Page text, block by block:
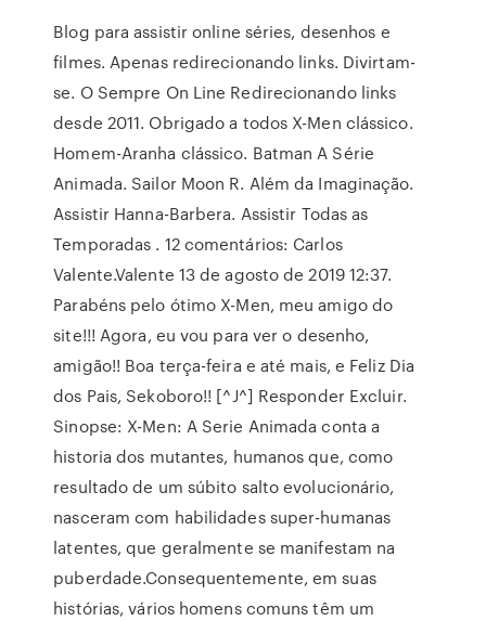
Blog para assistir online séries, desenhos e
filmes. Apenas redirecionando links. Divirtam-
se. O Sempre On Line Redirecionando links
desde 2011. Obrigado a todos X-Men clássico.
Homem-Aranha clássico. Batman A Série
Animada. Sailor Moon R. Além da Imaginação.
Assistir Hanna-Barbera. Assistir Todas as
Temporadas . 12 comentários: Carlos
Valente.Valente 13 de agosto de 2019 12:37.
Parabéns pelo ótimo X-Men, meu amigo do
site!!! Agora, eu vou para ver o desenho,
amigão!! Boa terça-feira e até mais, e Feliz Dia
dos Pais, Sekoboro!! [^J^] Responder Excluir.
Sinopse: X-Men: A Serie Animada conta a
historia dos mutantes, humanos que, como
resultado de um súbito salto evolucionário,
nasceram com habilidades super-humanas
latentes, que geralmente se manifestam na
puberdade.Consequentemente, em suas
histórias, vários homens comuns têm um